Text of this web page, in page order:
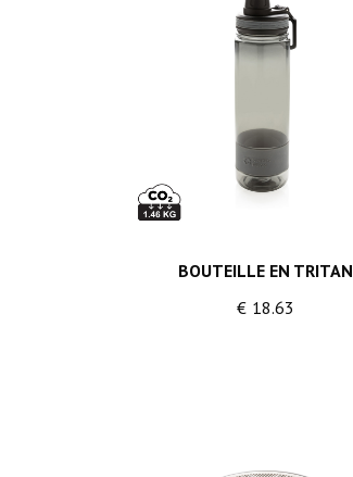
BOUTEILLE EN TRITAN
€ 18.63